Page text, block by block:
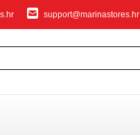
support@marinastores.hr